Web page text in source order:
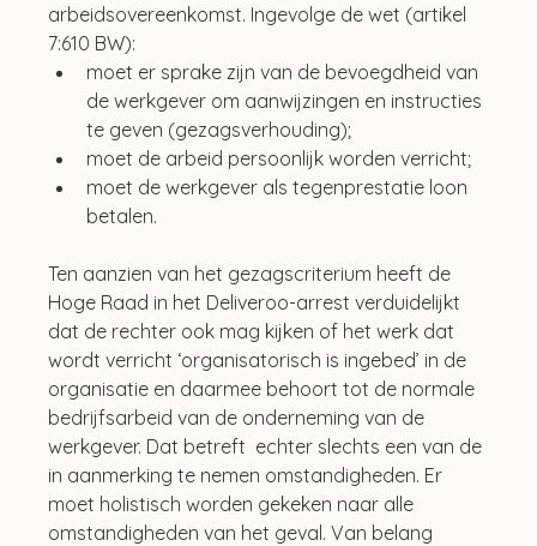
arbeidsovereenkomst. Ingevolge de wet (artikel
7:610 BW):
moet er sprake zijn van de bevoegdheid van
de werkgever om aanwijzingen en instructies
te geven (gezagsverhouding);
moet de arbeid persoonlijk worden verricht;
moet de werkgever als tegenprestatie loon
betalen.
Ten aanzien van het gezagscriterium heeft de
Hoge Raad in het Deliveroo-arrest verduidelijkt
dat de rechter ook mag kijken of het werk dat
wordt verricht ‘organisatorisch is ingebed’ in de
organisatie en daarmee behoort tot de normale
bedrijfsarbeid van de onderneming van de
werkgever. Dat betreft  echter slechts een van de
in aanmerking te nemen omstandigheden. Er
moet holistisch worden gekeken naar alle
omstandigheden van het geval. Van belang